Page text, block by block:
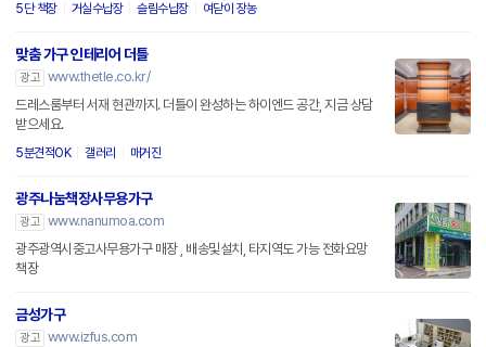
5단 책장 거실수납장 슬림수납장 여닫이 장농
맞춤 가구 인테리어 더틀
광고 www.thetle.co.kr/
드레스룸부터 서재 현관까지. 더틀이 완성하는 하이엔드 공간, 지금 상담
받으세요.
5분견적OK 갤러리 매거진
광주나눔책장사무용가구
광고 www.nanumoa.com
광주광역시중고사무용가구 매장 , 배송및설치, 타지역도 가능 전화요망
책장
금성가구
광고 www.izfus.com